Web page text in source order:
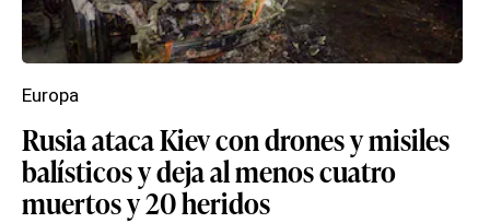
Rusia ataca Kiev con drones y misiles
balísticos y deja al menos cuatro
muertos y 20 heridos
Europa